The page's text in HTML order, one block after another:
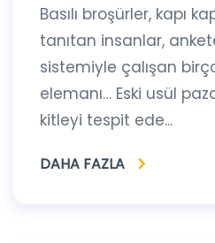
Basılı broşürler, kapı
tanıtan insanlar,
sistemiyle çalışan
elemanı… Eski usül
kitleyi tespit ede...
DAHA FAZLA